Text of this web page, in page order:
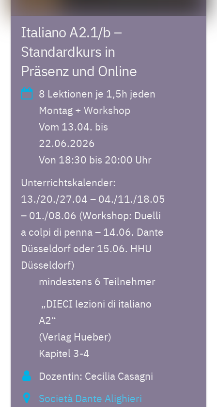
Italiano A2.1/b –
Standardkurs in
Präsenz und Online
8 Lektionen je 1,5h jeden
Montag + Workshop
Vom 13.04. bis
22.06.2026
Von 18:30 bis 20:00 Uhr
Unterrichtskalender:
13./20./27.04 – 04./11./18.05
– 01./08.06 (Workshop: Duelli
a colpi di penna – 14.06. Dante
Düsseldorf oder 15.06. HHU
Düsseldorf)
mindestens 6 Teilnehmer
„DIECI lezioni di italiano
A2“
(Verlag Hueber)
Kapitel 3-4
Dozentin: Cecilia Casagni
Società Dante Alighieri